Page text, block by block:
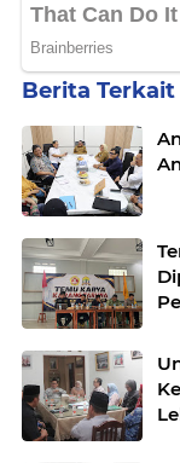
Berita Terkait